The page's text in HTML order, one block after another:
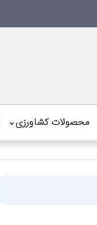
محصولات کشاورزی⌄